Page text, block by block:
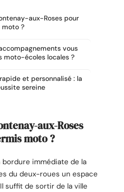
aux-Roses pour
moto ?
vous
moto-écoles locales ?
et personnalisé : la
sereine
aux-Roses
moto ?
immédiate de la
du deux-roues un espace
suffit de sortir de la ville